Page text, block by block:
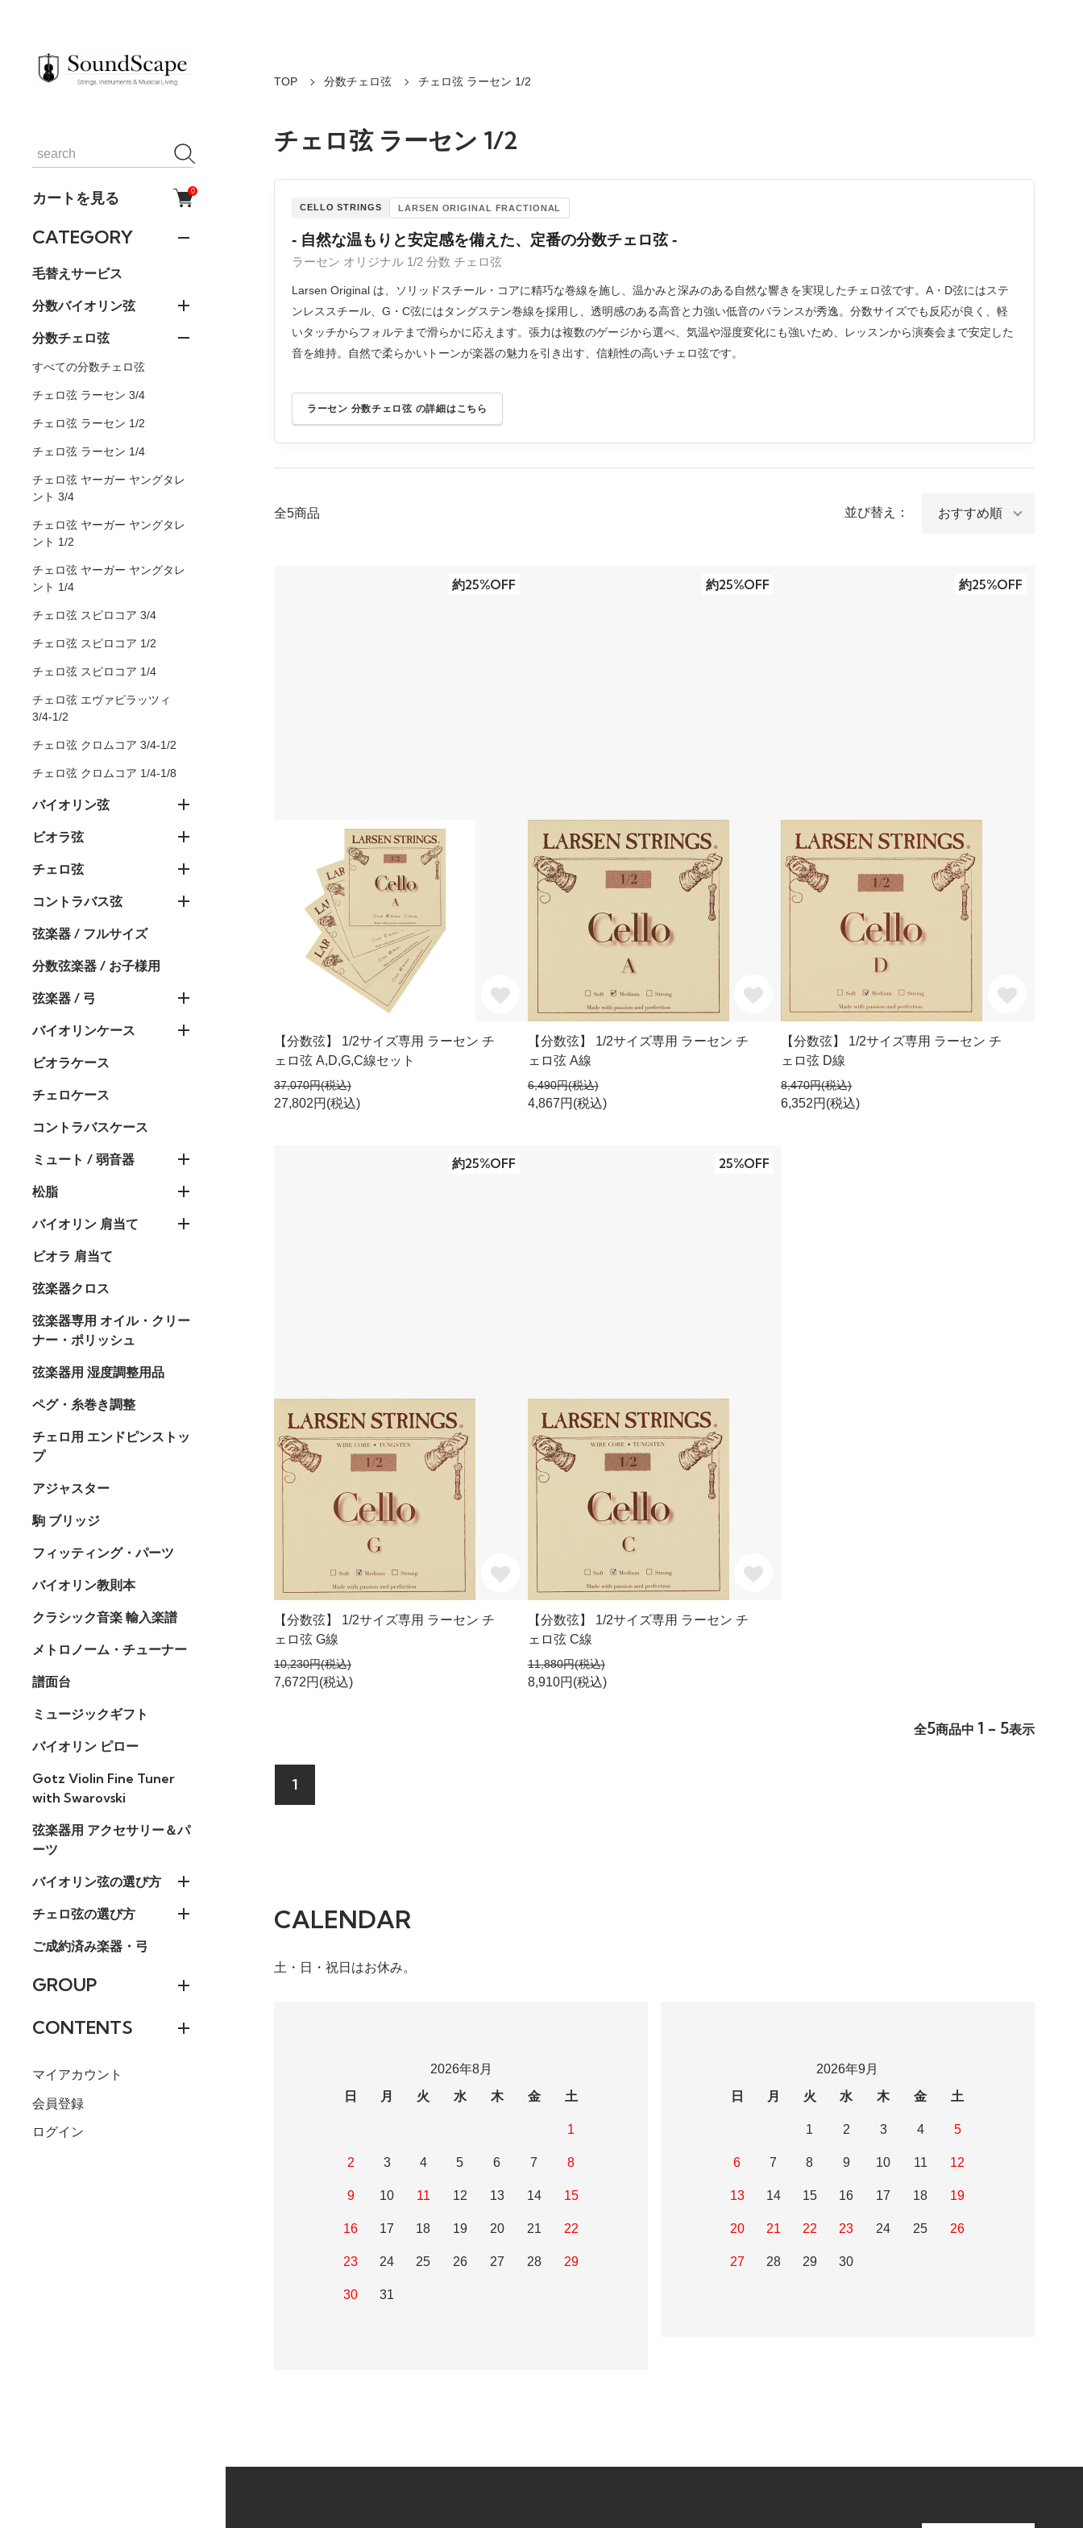
カートを見る 0
CATEGORY
毛替えサービス
分数バイオリン弦
分数チェロ弦
すべての分数チェロ弦
チェロ弦 ラーセン 3/4
チェロ弦 ラーセン 1/2
チェロ弦 ラーセン 1/4
チェロ弦 ヤーガー ヤングタレ
ント 3/4
チェロ弦 ヤーガー ヤングタレ
ント 1/2
チェロ弦 ヤーガー ヤングタレ
ント 1/4
チェロ弦 スピロコア 3/4
チェロ弦 スピロコア 1/2
チェロ弦 スピロコア 1/4
チェロ弦 エヴァピラッツィ
3/4-1/2
チェロ弦 クロムコア 3/4-1/2
チェロ弦 クロムコア 1/4-1/8
バイオリン弦
ビオラ弦
チェロ弦
コントラバス弦
弦楽器 / フルサイズ
分数弦楽器 / お子様用
弦楽器 / 弓
バイオリンケース
ビオラケース
チェロケース
コントラバスケース
ミュート / 弱音器
松脂
バイオリン 肩当て
ビオラ 肩当て
弦楽器クロス
弦楽器専用 オイル・クリー
ナー・ポリッシュ
弦楽器用 湿度調整用品
ペグ・糸巻き調整
チェロ用 エンドピンストッ
プ
アジャスター
駒 ブリッジ
フィッティング・パーツ
バイオリン教則本
クラシック音楽 輸入楽譜
メトロノーム・チューナー
譜面台
ミュージックギフト
バイオリン ピロー
Gotz Violin Fine Tuner
with Swarovski
弦楽器用 アクセサリー＆パ
ーツ
バイオリン弦の選び方
チェロ弦の選び方
ご成約済み楽器・弓
GROUP
CONTENTS
マイアカウント
会員登録
ログイン
TOP 分数チェロ弦 チェロ弦 ラーセン 1/2
チェロ弦 ラーセン 1/2
CELLO STRINGS LARSEN ORIGINAL FRACTIONAL
- 自然な温もりと安定感を備えた、定番の分数チェロ弦 -
ラーセン オリジナル 1/2 分数 チェロ弦
Larsen Original は、ソリッドスチール・コアに精巧な巻線を施し、温かみと深みのある自然な響きを実現したチェロ弦です。A・D弦にはステ
ンレススチール、G・C弦にはタングステン巻線を採用し、透明感のある高音と力強い低音のバランスが秀逸。分数サイズでも反応が良く、軽
いタッチからフォルテまで滑らかに応えます。張力は複数のゲージから選べ、気温や湿度変化にも強いため、レッスンから演奏会まで安定した
音を維持。自然で柔らかいトーンが楽器の魅力を引き出す、信頼性の高いチェロ弦です。
ラーセン 分数チェロ弦 の詳細はこちら
全5商品 並び替え：
約25%OFF
【分数弦】 1/2サイズ専用 ラーセン チ
ェロ弦 A,D,G,C線セット
37,070円(税込)
27,802円(税込)
約25%OFF
【分数弦】 1/2サイズ専用 ラーセン チ
ェロ弦 A線
6,490円(税込)
4,867円(税込)
約25%OFF
【分数弦】 1/2サイズ専用 ラーセン チ
ェロ弦 D線
8,470円(税込)
6,352円(税込)
約25%OFF
【分数弦】 1/2サイズ専用 ラーセン チ
ェロ弦 G線
10,230円(税込)
7,672円(税込)
25%OFF
【分数弦】 1/2サイズ専用 ラーセン チ
ェロ弦 C線
11,880円(税込)
8,910円(税込)
全5商品中 1 - 5表示
1
CALENDAR
土・日・祝日はお休み。
2026年8月
日
月 火 水 木 金 土
1
2 3 4 5 6 7 8
9 10 11 12 13 14 15
16 17 18 19 20 21 22
23 24 25 26 27 28 29
30 31
2026年9月
日
月 火 水 木 金 土
1 2 3 4 5
6 7 8 9 10 11 12
13 14 15 16 17 18 19
20 21 22 23 24 25 26
27 28 29 30